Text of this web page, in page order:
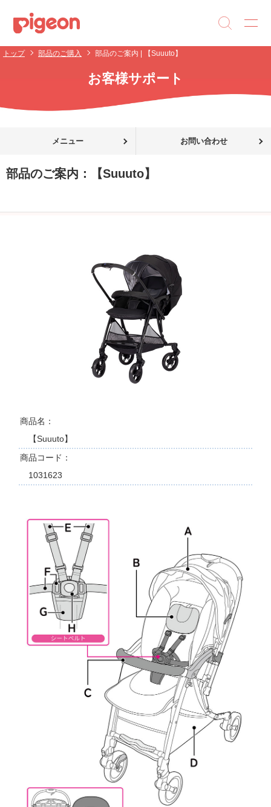
トップ 部品のご購入 部品のご案内 | 【Suuuto】
お客様サポート
メニュー お問い合わせ
部品のご案内： 【Suuuto】
商品名
【Suuuto】
商品コード
1031623